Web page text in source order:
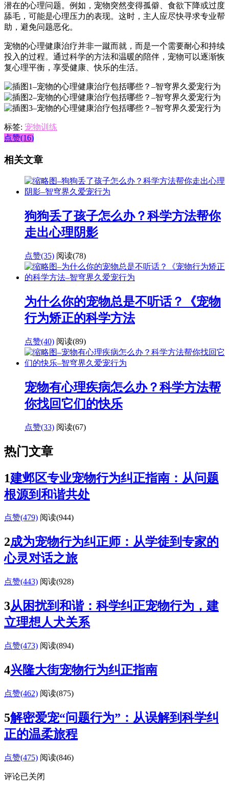
潜在的心理问题。例如，宠物突然变得孤僻、食欲下降或过度
舔毛，可能是心理压力的表现。这时，主人应尽快寻求专业帮
助，避免问题恶化。
宠物的心理健康治疗并非一蹴而就，而是一个需要耐心和持续
投入的过程。通过科学的方法和温暖的陪伴，宠物可以逐渐恢
复心理平衡，享受健康、快乐的生活。
标签: 宠物训练
点赞(16)
相关文章
狗狗丢了孩子怎么办？科学方法帮你
走出心理阴影
点赞(35) 阅读(78)
为什么你的宠物总是不听话？《宠物
行为矫正的科学方法
点赞(40) 阅读(89)
宠物有心理疾病怎么办？科学方法帮
你找回它们的快乐
点赞(33) 阅读(67)
热门文章
1建邺区专业宠物行为纠正指南：从问题
根源到和谐共处
点赞(479) 阅读(944)
2成为宠物行为纠正师：从学徒到专家的
心灵对话之旅
点赞(443) 阅读(928)
3从困扰到和谐：科学纠正宠物行为，建
立理想人犬关系
点赞(473) 阅读(894)
4兴隆大街宠物行为纠正指南
点赞(462) 阅读(875)
5解密爱宠“问题行为”：从误解到科学纠
正的温柔旅程
点赞(475) 阅读(846)
评论已关闭